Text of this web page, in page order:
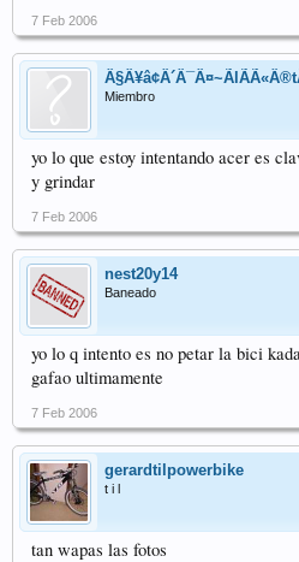
7 Feb 2006
Miembro
yo lo que estoy intentando acer es
y grindar
7 Feb 2006
nest20y14
Baneado
yo lo q intento es no petar la bici
gafao ultimamente
7 Feb 2006
gerardtilpowerbike
t i l
tan wapas las fotos